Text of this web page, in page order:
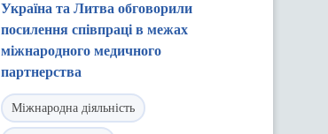
Україна та Литва обговорили
посилення співпраці в межах
міжнародного медичного
партнерства
Міжнародна діяльність